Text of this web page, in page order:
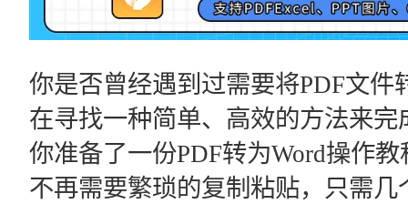
你是否曾经遇到过需要将PDF文件
在寻找一种简单、高效的方法来
你准备了一份PDF转为Word操作
不再需要繁琐的复制粘贴，只需